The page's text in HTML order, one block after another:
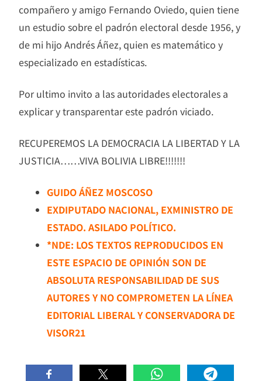
compañero y amigo Fernando Oviedo, quien tiene
un estudio sobre el padrón electoral desde 1956, y
de mi hijo Andrés Áñez, quien es matemático y
especializado en estadísticas.
Por ultimo invito a las autoridades electorales a
explicar y transparentar este padrón viciado.
RECUPEREMOS LA DEMOCRACIA LA LIBERTAD Y LA
JUSTICIA……VIVA BOLIVIA LIBRE!!!!!!!
GUIDO ÁÑEZ MOSCOSO
EXDIPUTADO NACIONAL, EXMINISTRO DE
ESTADO. ASILADO POLÍTICO.
*NDE: LOS TEXTOS REPRODUCIDOS EN
ESTE ESPACIO DE OPINIÓN SON DE
ABSOLUTA RESPONSABILIDAD DE SUS
AUTORES Y NO COMPROMETEN LA LÍNEA
EDITORIAL LIBERAL Y CONSERVADORA DE
VISOR21